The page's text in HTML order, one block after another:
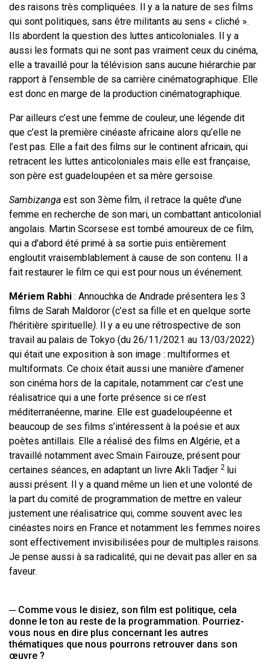
des raisons très compliquées. Il y a la nature de ses films
qui sont politiques, sans être militants au sens « cliché ».
Ils abordent la question des luttes anticoloniales. Il y a
aussi les formats qui ne sont pas vraiment ceux du cinéma,
elle a travaillé pour la télévision sans aucune hiérarchie par
rapport à l’ensemble de sa carrière cinématographique. Elle
est donc en marge de la production cinématographique.
Par ailleurs c’est une femme de couleur, une légende dit
que c’est la première cinéaste africaine alors qu’elle ne
l’est pas. Elle a fait des films sur le continent africain, qui
retracent les luttes anticoloniales mais elle est française,
son père est guadeloupéen et sa mère gersoise.
Sambizanga est son 3ème film, il retrace la quête d’une
femme en recherche de son mari, un combattant anticolonial
angolais. Martin Scorsese est tombé amoureux de ce film,
qui a d’abord été primé à sa sortie puis entièrement
engloutit vraisemblablement à cause de son contenu. Il a
fait restaurer le film ce qui est pour nous un événement.
Mériem Rabhi : Annouchka de Andrade présentera les 3
films de Sarah Maldoror (c’est sa fille et en quelque sorte
l’héritière spirituelle). Il y a eu une rétrospective de son
travail au palais de Tokyo (du 26/11/2021 au 13/03/2022)
qui était une exposition à son image : multiformes et
multiformats. Ce choix était aussi une manière d’amener
son cinéma hors de la capitale, notamment car c’est une
réalisatrice qui a une forte présence si ce n’est
méditerranéenne, marine. Elle est guadeloupéenne et
beaucoup de ses films s’intéressent à la poésie et aux
poètes antillais. Elle a réalisé des films en Algérie, et a
travaillé notamment avec Smaïn Faïrouze, présent pour
certaines séances, en adaptant un livre Akli Tadjer 2 lui
aussi présent. Il y a quand même un lien et une volonté de
la part du comité de programmation de mettre en valeur
justement une réalisatrice qui, comme souvent avec les
cinéastes noirs en France et notamment les femmes noires
sont effectivement invisibilisées pour de multiples raisons.
Je pense aussi à sa radicalité, qui ne devait pas aller en sa
faveur.
─ Comme vous le disiez, son film est politique, cela
donne le ton au reste de la programmation. Pourriez-
vous nous en dire plus concernant les autres
thématiques que nous pourrons retrouver dans son
œuvre ?